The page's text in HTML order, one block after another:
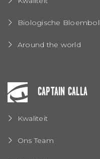
Biologische
Around the world
CAPTAIN CALLA
Kwaliteit
Ons Team